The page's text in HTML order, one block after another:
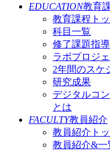
EDUCATION教育
教育課程ト
科目一覧
修了課題指
ラボプロジ
2年間のスケ
研究成果
デジタルコ
とは
FACULTY教員紹介
教員紹介ト
教員紹介&一